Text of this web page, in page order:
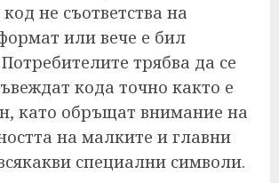
не съответства на
или вече е бил
трябва да се
кода точно както е
като обръщат внимание на
на малките и главни
специални символи.